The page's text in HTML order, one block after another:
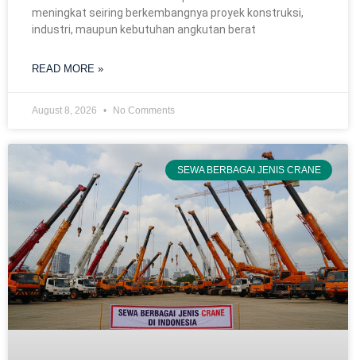
meningkat seiring berkembangnya proyek konstruksi,
industri, maupun kebutuhan angkutan berat
READ MORE »
August 8, 2026 No Comments
SEWA BERBAGAI JENIS CRANE